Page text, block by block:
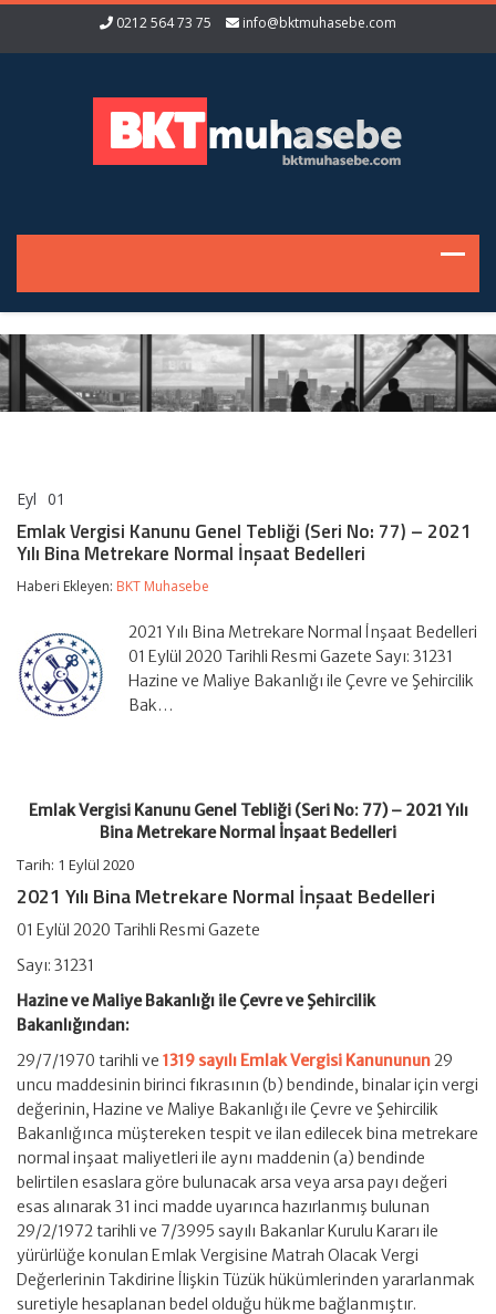
0212 564 73 75 info@bktmuhasebe.com
Eyl 01
Kanunu
Genel
(Seri
–
2021
Yılı
Bina
Emlak Vergisi Kanunu Genel Tebliği (Seri No: 77) – 2021
Yılı Bina Metrekare Normal İnşaat Bedelleri
Haberi Ekleyen: BKT Muhasebe
2021 Yılı Bina Metrekare Normal İnşaat Bedelleri
01 Eylül 2020 Tarihli Resmi Gazete Sayı: 31231
Hazine ve Maliye Bakanlığı ile Çevre ve Şehircilik
Bak…
Emlak Vergisi Kanunu Genel Tebliği (Seri No: 77) – 2021 Yılı
Bina Metrekare Normal İnşaat Bedelleri
Tarih: 1 Eylül 2020
2021 Yılı Bina Metrekare Normal İnşaat Bedelleri
01 Eylül 2020 Tarihli Resmi Gazete
Sayı: 31231
Hazine ve Maliye Bakanlığı ile Çevre ve Şehircilik
Bakanlığından:
29/7/1970 tarihli ve 1319 sayılı Emlak Vergisi Kanununun29
uncu maddesinin birinci fıkrasının (b) bendinde, binalar için vergi
değerinin, Hazine ve Maliye Bakanlığı ile Çevre ve Şehircilik
Bakanlığınca müştereken tespit ve ilan edilecek bina metrekare
normal inşaat maliyetleri ile aynı maddenin (a) bendinde
belirtilen esaslara göre bulunacak arsa veya arsa payı değeri
esas alınarak 31 inci madde uyarınca hazırlanmış bulunan
29/2/1972 tarihli ve 7/3995 sayılı Bakanlar Kurulu Kararı ile
yürürlüğe konulan Emlak Vergisine Matrah Olacak Vergi
Değerlerinin Takdirine İlişkin Tüzük hükümlerinden yararlanmak
suretiyle hesaplanan bedel olduğu hükme bağlanmıştır.